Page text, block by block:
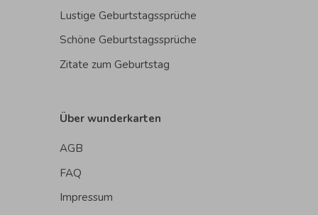
Lustige Geburtstagssprüche
Schöne Geburtstagssprüche
Zitate zum Geburtstag
Über wunderkarten
AGB
FAQ
Impressum